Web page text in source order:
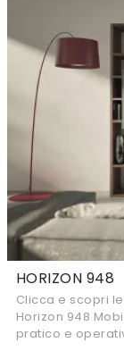
HORIZON 948
Clicca e scopri
Horizon 948
pratico e